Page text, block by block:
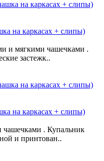
на каркасах + слипы)
и мягкими чашечками .
застежк..
на каркасах + слипы)
чашечками . Купальник
и принтован..